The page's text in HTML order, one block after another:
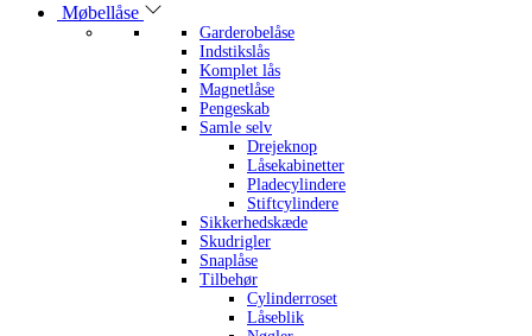
Møbellåse
Garderobelåse
Indstikslås
Komplet lås
Magnetlåse
Pengeskab
Samle selv
Drejeknop
Låsekabinetter
Pladecylindere
Stiftcylindere
Sikkerhedskæde
Skudrigler
Snaplåse
Tilbehør
Cylinderroset
Låseblik